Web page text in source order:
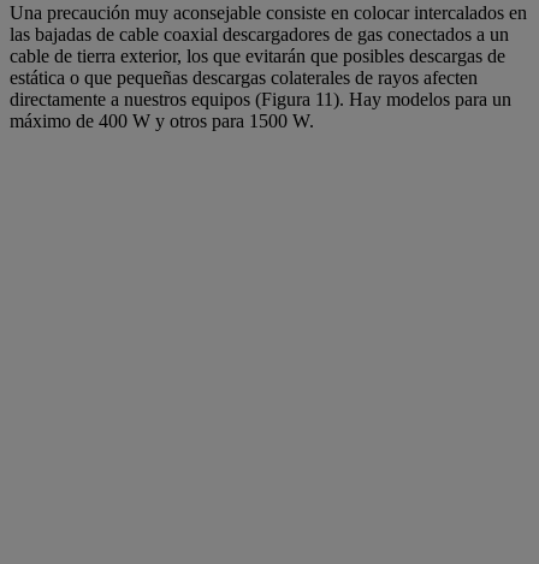
Una precaución muy aconsejable consiste en colocar intercalados en
las bajadas de cable coaxial descargadores de gas conectados a un
cable de tierra exterior, los que evitarán que posibles descargas de
estática o que pequeñas descargas colaterales de rayos afecten
directamente a nuestros equipos (Figura 11). Hay modelos para un
máximo de 400 W y otros para 1500 W.